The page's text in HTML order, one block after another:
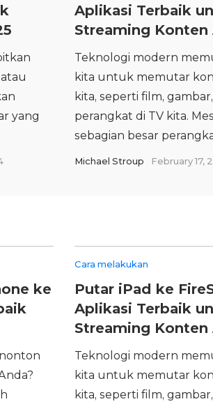
yang
Aplikasi Terbaik
Streaming Konten
Teknologi modern
kita untuk memutar
kita, seperti film,
perangkat di TV kita.
sebagian besar
Michael Stroup February 17,
ke
Cara melakukan
Putar iPad ke
Aplikasi Terbaik
Streaming Konten
Teknologi modern
kita untuk memutar
kita, seperti film,